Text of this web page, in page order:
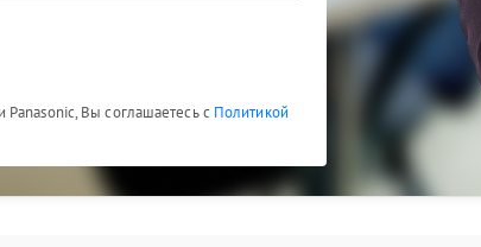
Panasonic, Вы соглашаетесь с Политикой